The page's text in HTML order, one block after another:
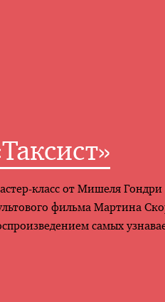
класс от Мишеля
фильма Мартина
самых